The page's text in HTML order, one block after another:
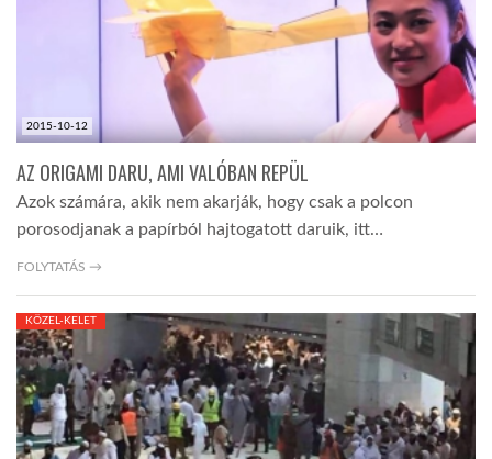
2015-10-12
AZ ORIGAMI DARU, AMI VALÓBAN REPÜL
Azok számára, akik nem akarják, hogy csak a polcon
porosodjanak a papírból hajtogatott daruik, itt…
FOLYTATÁS →
KÖZEL-KELET